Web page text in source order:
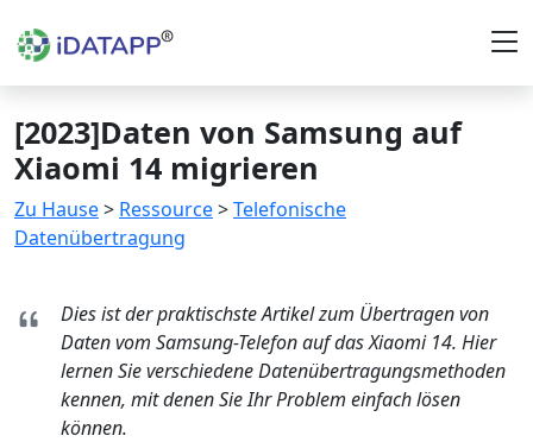
[2023]Daten von Samsung auf
Xiaomi 14 migrieren
Zu Hause> Ressource>Telefonische
Datenübertragung
Dies ist der praktischste Artikel zum Übertragen von
Daten vom Samsung-Telefon auf das Xiaomi 14. Hier
lernen Sie verschiedene Datenübertragungsmethoden
kennen, mit denen Sie Ihr Problem einfach lösen
können.